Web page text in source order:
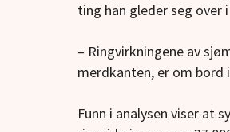
ting han gleder seg over
– Ringvirkningene av
merdkanten, er om
Funn i analysen viser at